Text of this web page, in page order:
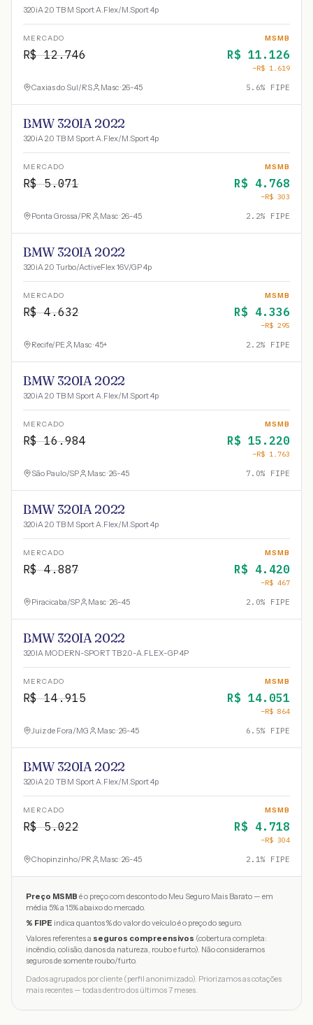
320iA 2.0 TB M Sport A.Flex/M.Sport 4p
MERCADO
R$12.746
MSMB
R$ 11.126
−R$ 1.619
Caxias do Sul/RS Masc · 26-45 5.6% FIPE
BMW 320IA 2022
320iA 2.0 TB M Sport A.Flex/M.Sport 4p
MERCADO
R$5.071
MSMB
R$ 4.768
−R$ 303
Ponta Grossa/PR Masc · 26-45 2.2% FIPE
BMW 320IA 2022
320iA 2.0 Turbo/ActiveFlex 16V/GP 4p
MERCADO
R$4.632
MSMB
R$ 4.336
−R$ 295
Recife/PE Masc · 45+ 2.2% FIPE
BMW 320IA 2022
320iA 2.0 TB M Sport A.Flex/M.Sport 4p
MERCADO
R$16.984
MSMB
R$ 15.220
−R$ 1.763
São Paulo/SP Masc · 26-45 7.0% FIPE
BMW 320IA 2022
320iA 2.0 TB M Sport A.Flex/M.Sport 4p
MERCADO
R$4.887
MSMB
R$ 4.420
−R$ 467
Piracicaba/SP Masc · 26-45 2.0% FIPE
BMW 320IA 2022
320IA MODERN-SPORT TB 2.0-A.FLEX-GP 4P
MERCADO
R$14.915
MSMB
R$ 14.051
−R$ 864
Juiz de Fora/MG Masc · 26-45 6.5% FIPE
BMW 320IA 2022
320iA 2.0 TB M Sport A.Flex/M.Sport 4p
MERCADO
R$5.022
MSMB
R$ 4.718
−R$ 304
Chopinzinho/PR Masc · 26-45 2.1% FIPE
Preço MSMB é o preço com desconto do Meu Seguro Mais Barato — em
média 5% a 15% abaixo do mercado.
% FIPE indica quantos % do valor do veículo é o preço do seguro.
Valores referentes a seguros compreensivos (cobertura completa:
incêndio, colisão, danos da natureza, roubo e furto). Não consideramos
seguros de somente roubo/furto.
Dados agrupados por cliente (perfil anonimizado). Priorizamos as cotações
mais recentes — todas dentro dos últimos 7 meses.